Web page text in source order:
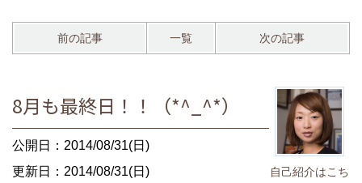
前の記事 一覧 次の記事
自己紹介はこち
8月も最終日！！（*^_^*）
公開日：2014/08/31(日)
更新日：2014/08/31(日)